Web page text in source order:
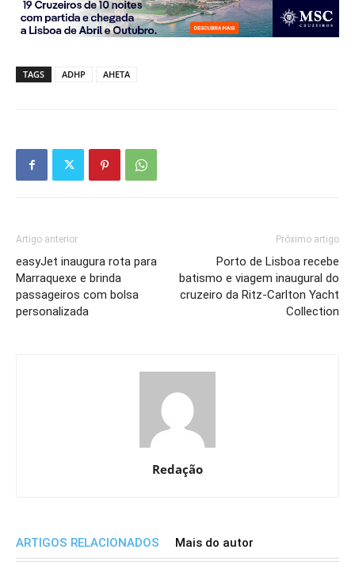
TAGS ADHP AHETA
Artigo anterior
easyJet inaugura rota para
Marraquexe e brinda
passageiros com bolsa
personalizada
Próximo artigo
Porto de Lisboa recebe
batismo e viagem inaugural do
cruzeiro da Ritz-Carlton Yacht
Collection
Redação
ARTIGOS RELACIONADOS Mais do autor